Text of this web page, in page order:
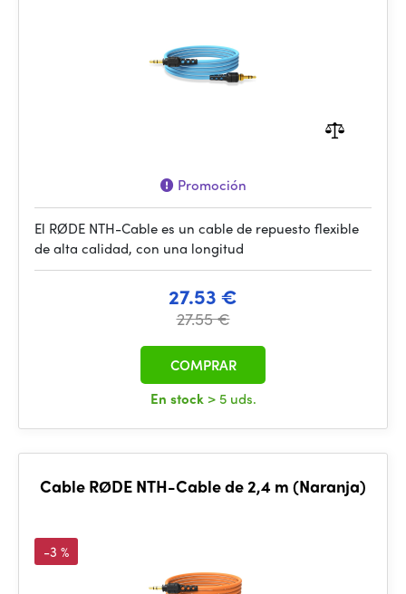
Promoción
El RØDE NTH-Cable es un cable de repuesto flexible
de alta calidad, con una longitud
27.53 €
27.55 €
En stock > 5 uds.
COMPRAR
Cable RØDE NTH-Cable de 2,4 m (Naranja)
-3 %